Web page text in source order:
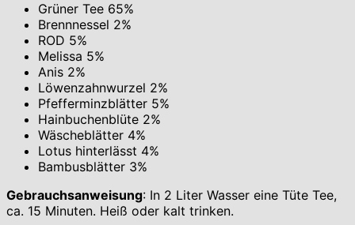
Grüner Tee 65%
Brennnessel 2%
ROD 5%
Melissa 5%
Anis 2%
Löwenzahnwurzel 2%
Pfefferminzblätter 5%
Hainbuchenblüte 2%
Wäscheblätter 4%
Lotus hinterlässt 4%
Bambusblätter 3%
Gebrauchsanweisung: In 2 Liter Wasser eine Tüte Tee,
ca. 15 Minuten. Heiß oder kalt trinken.